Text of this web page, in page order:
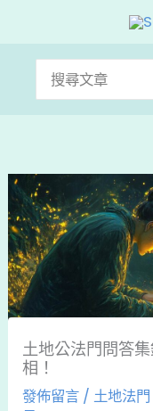
尋：
土地公法門問答
相！
發佈留言 /土地法門